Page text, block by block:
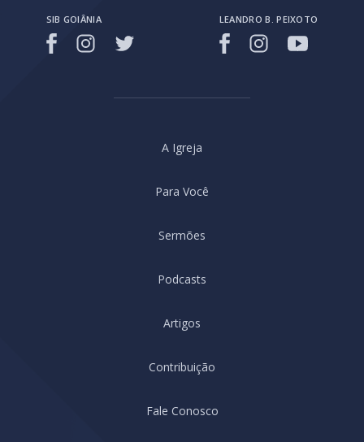
SIB GOIÂNIA LEANDRO B. PEIXOTO
A Igreja
Para Você
Sermões
Podcasts
Artigos
Contribuição
Fale Conosco